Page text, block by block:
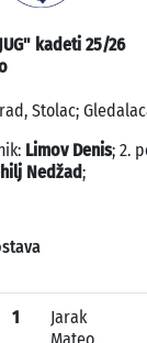
kadeti 25/26
Stolac;
Limov Denis; 2.
Nedžad;
1
Jarak